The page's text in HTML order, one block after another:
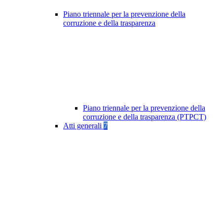
Piano triennale per la prevenzione della
corruzione e della trasparenza
Piano triennale per la prevenzione della
corruzione e della trasparenza (PTPCT)
Atti generali 7